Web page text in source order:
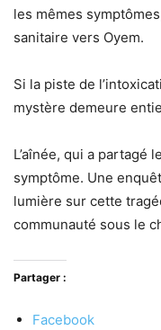
les mêmes
sanitaire vers Oyem.
Si la piste de
mystère demeure
L’aînée, qui a partagé
symptôme. Une
lumière sur cette
communauté sous le
Partager :
Facebook